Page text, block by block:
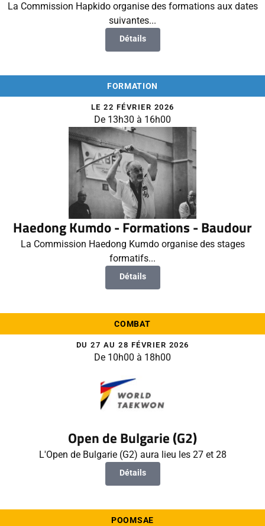
La Commission Hapkido organise des formations aux dates
suivantes...
Détails
FORMATION
LE 22 FÉVRIER 2026
De 13h30 à 16h00
Haedong Kumdo - Formations - Baudour
La Commission Haedong Kumdo organise des stages
formatifs...
Détails
COMBAT
DU 27 AU 28 FÉVRIER 2026
De 10h00 à 18h00
Open de Bulgarie (G2)
L'Open de Bulgarie (G2) aura lieu les 27 et 28
Détails
POOMSAE